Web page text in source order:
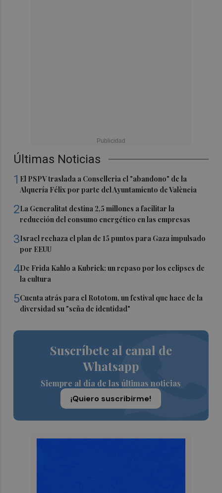
Últimas Noticias
1 El PSPV traslada a Conselleria el "abandono" de la
Alquería Félix por parte del Ayuntamiento de València
2La Generalitat destina 2,5 millones a facilitar la
reducción del consumo energético en las empresas
3Israel rechaza el plan de 15 puntos para Gaza impulsado
por EEUU
4De Frida Kahlo a Kubrick: un repaso por los eclipses de
la cultura
5Cuenta atrás para el Rototom, un festival que hace de la
diversidad su "seña de identidad"
Suscríbete al canal de
Whatsapp
Siempre al día de las últimas noticias
¡Quiero suscribirme!